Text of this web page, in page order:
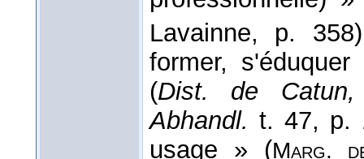
Lavainne, p.
former,
(Dist. de Catun,
Abhandl. t. 47, p.
usage » (Marg.